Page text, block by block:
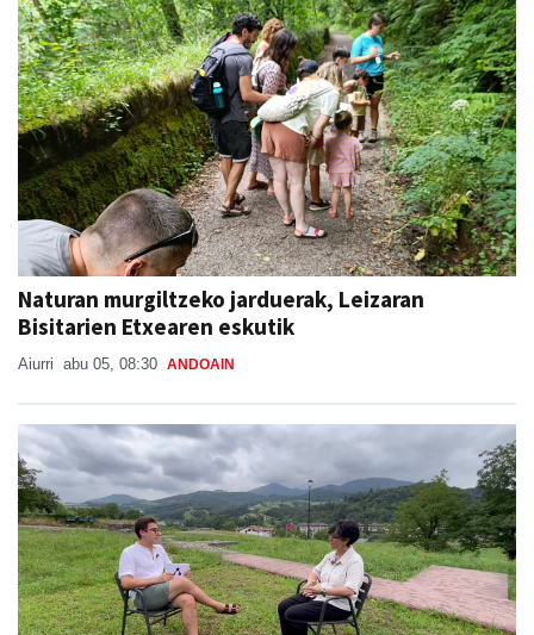
Naturan murgiltzeko jarduerak, Leizaran
Bisitarien Etxearen eskutik
Aiurri abu 05, 08:30 ANDOAIN